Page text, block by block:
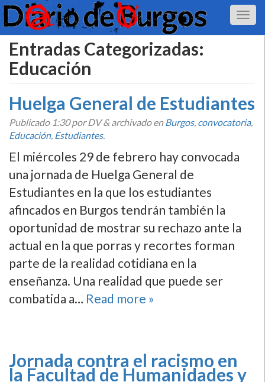
Entradas Categorizadas:
Educación
Huelga General de Estudiantes
Publicado 1:30por DV&archivado enBurgos, convocatoria,
Educación, Estudiantes.
El miércoles 29 de febrero hay convocada
una jornada de Huelga General de
Estudiantes en la que los estudiantes
afincados en Burgos tendrán también la
oportunidad de mostrar su rechazo ante la
actual en la que porras y recortes forman
parte de la realidad cotidiana en la
enseñanza. Una realidad que puede ser
combatida a… Read more »
Jornada contra el racismo en
la Facultad de Humanidades y